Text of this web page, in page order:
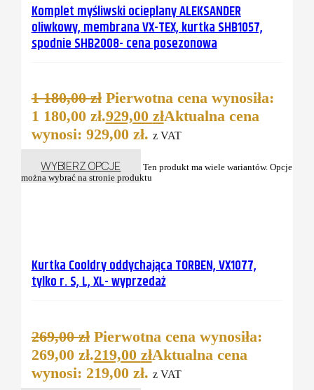
Komplet myśliwski ocieplany ALEKSANDER
oliwkowy, membrana VX-TEX, kurtka SHB1057,
spodnie SHB2008- cena posezonowa
1 180,00zł Pierwotna cena wynosiła:
1 180,00 zł.929,00 złAktualna cena
wynosi: 929,00 zł. z VAT
WYBIERZ OPCJE
Ten produkt ma wiele wariantów. Opcje
można wybrać na stronie produktu
Kurtka Cooldry oddychająca TORBEN, VX1077,
tylko r. S, L, XL- wyprzedaż
269,00zł Pierwotna cena wynosiła:
269,00 zł.219,00 złAktualna cena
wynosi: 219,00 zł. z VAT